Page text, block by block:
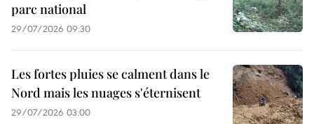
parc national
29/07/2026 09:30
Les fortes pluies se calment dans le
Nord mais les nuages s'éternisent
29/07/2026 03:00